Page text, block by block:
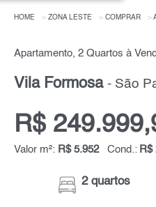
HOME ZONA LESTE COMPRAR
Vila Formosa - São
R$
Valor m²: R$ 5.952 Cond.: R$
2 quartos